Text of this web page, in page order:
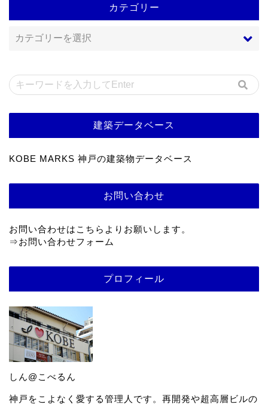
カテゴリー
建築データベース
KOBE MARKS 神戸の建築物データベース
お問い合わせ
お問い合わせはこちらよりお願いします。
⇒お問い合わせフォーム
プロフィール
しん@こべるん
神戸をこよなく愛する管理人です。再開発や超高層ビルの